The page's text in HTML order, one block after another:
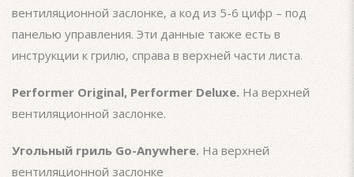
вентиляционной заслонке, а код из 5-6 цифр – под
панелью управления. Эти данные также есть в
инструкции к грилю, справа в верхней части листа.
Performer Original, Performer Deluxe. На верхней
вентиляционной заслонке.
Угольный гриль Go-Anywhere. На верхней
вентиляционной заслонке